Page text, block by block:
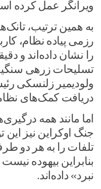
ویرانگر عمل کرده
به همین ترتیب،
رزمی پیاده نظام،
را نشان داده‌اند و
تسلیحات زرهی
ولودیمیر زلنسکی
دریافت کمک‌های
اما مانند همه
جنگ اوکراین نیز
تلفات را به هر دو
بنابراین بیهوده
نبرد» داده‌اند.